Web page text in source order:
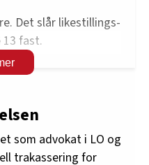
Det slår likestillings-
fast.
pålegger
trakassering skjer i
som alle
som advokat i LO og
trakassering for